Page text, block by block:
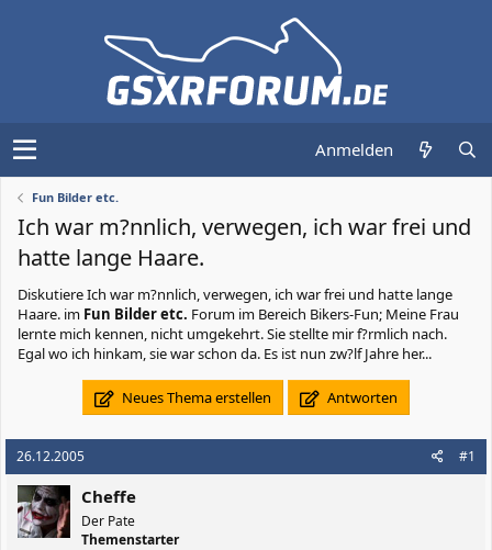
Anmelden
Fun Bilder etc.
Ich war m?nnlich, verwegen, ich war frei und
hatte lange Haare.
DiskutiereIch war m?nnlich, verwegen, ich war frei und hatte lange
Haare. im Fun Bilder etc. Forum im Bereich Bikers-Fun; Meine Frau
lernte mich kennen, nicht umgekehrt. Sie stellte mir f?rmlich nach.
Egal wo ich hinkam, sie war schon da. Es ist nun zw?lf Jahre her...
Neues Thema erstellen Antworten
26.12.2005 #1
Cheffe
Der Pate
Themenstarter